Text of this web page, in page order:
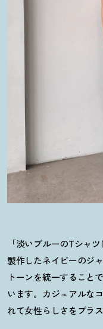
「淡いブルーのTシャ
製作したネイビーのジ
トーンを統一すること
います。カジュアルな
れて女性らしさをプラ